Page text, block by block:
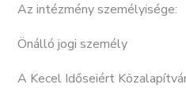
Az intézmény személyisége:
Önálló jogi személy
A Kecel Időseiért